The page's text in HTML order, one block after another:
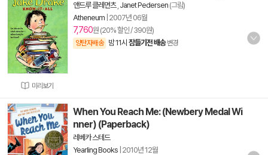
미리보기
앤드루 클레먼츠, Janet Pedersen (그림)
Atheneum 2007년 06월
7,760원 (20% 할인 / 390원)
양탄자배송 밤 11시 잠들기전 배송 변경
When You Reach Me: (Newbery Medal Wi
nner) (Paperback)
레베카 스테드
Yearling Books 2010년 12월